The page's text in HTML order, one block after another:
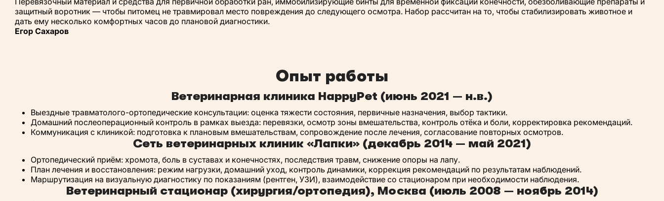
защитный воротник — чтобы питомец не травмировал место повреждения до следующего осмотра. Набор рассчитан на то, чтобы стабилизировать животное и
дать ему несколько комфортных часов до плановой диагностики.
Егор Сахаров
Опыт работы
Ветеринарная клиника HappyPet (июнь 2021 — н.в.)
Выездные травматолого-ортопедические консультации: оценка тяжести состояния, первичные назначения, выбор тактики.
Домашний послеоперационный контроль в рамках выезда: перевязки, осмотр зоны вмешательства, контроль отёка и боли, корректировка рекомендаций.
Коммуникация с клиникой: подготовка к плановым вмешательствам, сопровождение после лечения, согласование повторных осмотров.
Сеть ветеринарных клиник «Лапки» (декабрь 2014 — май 2021)
Ортопедический приём: хромота, боль в суставах и конечностях, последствия травм, снижение опоры на лапу.
План лечения и восстановления: режим нагрузки, домашний уход, контроль динамики, коррекция рекомендаций по результатам наблюдений.
Маршрутизация на визуальную диагностику по показаниям (рентген, УЗИ), взаимодействие со стационаром при необходимости наблюдения.
Ветеринарный стационар (хирургия/ортопедия), Москва (июль 2008 — ноябрь 2014)